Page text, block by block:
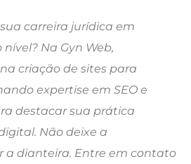
carreira jurídica em
Na Gyn Web,
criação de sites para
expertise em SEO e
destacar sua prática
Não deixe a
a dianteira. Entre em contato